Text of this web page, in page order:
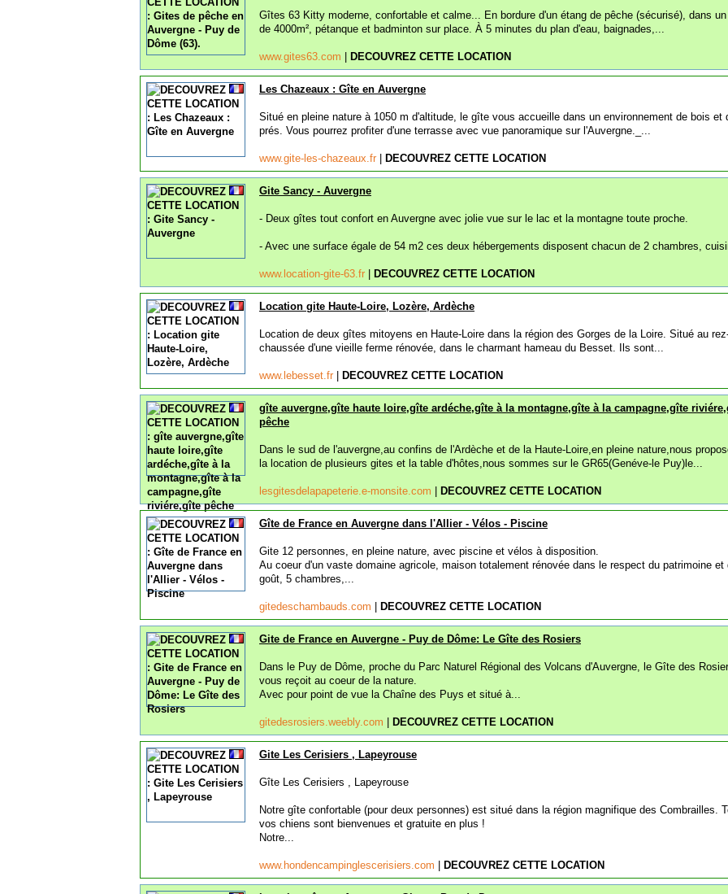
Gîtes 63 Kitty moderne, confortable et calme... En bordure d'un étang de pêche (sécurisé), dans un
de 4000m², pétanque et badminton sur place. À 5 minutes du plan d'eau, baignades,...
www.gites63.com DECOUVREZ CETTE LOCATION
Les Chazeaux : Gîte en Auvergne
Situé en pleine nature à 1050 m d'altitude, le gîte vous accueille dans un environnement de bois et
prés. Vous pourrez profiter d'une terrasse avec vue panoramique sur l'Auvergne._...
www.gite-les-chazeaux.fr DECOUVREZ CETTE LOCATION
Gite Sancy - Auvergne
- Deux gîtes tout confort en Auvergne avec jolie vue sur le lac et la montagne toute proche.
- Avec une surface égale de 54 m2 ces deux hébergements disposent chacun de 2 chambres,
www.location-gite-63.fr DECOUVREZ CETTE LOCATION
Location gite Haute-Loire, Lozère, Ardèche
Location de deux gîtes mitoyens en Haute-Loire dans la région des Gorges de la Loire. Situé au
chaussée d'une vieille ferme rénovée, dans le charmant hameau du Besset. Ils sont...
www.lebesset.fr DECOUVREZ CETTE LOCATION
gîte auvergne,gîte haute loire,gîte ardéche,gîte à la montagne,gîte à la campagne,gîte
pêche
Dans le sud de l'auvergne,au confins de l'Ardèche et de la Haute-Loire,en pleine nature,nous
la location de plusieurs gites et la table d'hôtes,nous sommes sur le GR65(Genéve-le Puy)le...
lesgitesdelapapeterie.e-monsite.com DECOUVREZ CETTE LOCATION
Gîte de France en Auvergne dans l'Allier - Vélos - Piscine
Gite 12 personnes, en pleine nature, avec piscine et vélos à disposition.
Au coeur d'un vaste domaine agricole, maison totalement rénovée dans le respect du patrimoine et
goût, 5 chambres,...
gitedeschambauds.com DECOUVREZ CETTE LOCATION
Gite de France en Auvergne - Puy de Dôme: Le Gîte des Rosiers
Dans le Puy de Dôme, proche du Parc Naturel Régional des Volcans d'Auvergne, le Gîte des
vous reçoit au coeur de la nature.
Avec pour point de vue la Chaîne des Puys et situé à...
gitedesrosiers.weebly.com DECOUVREZ CETTE LOCATION
Gite Les Cerisiers , Lapeyrouse
Gîte Les Cerisiers , Lapeyrouse
Notre gîte confortable (pour deux personnes) est situé dans la région magnifique des Combrailles.
vos chiens sont bienvenues et gratuite en plus !
Notre...
www.hondencampinglescerisiers.com DECOUVREZ CETTE LOCATION